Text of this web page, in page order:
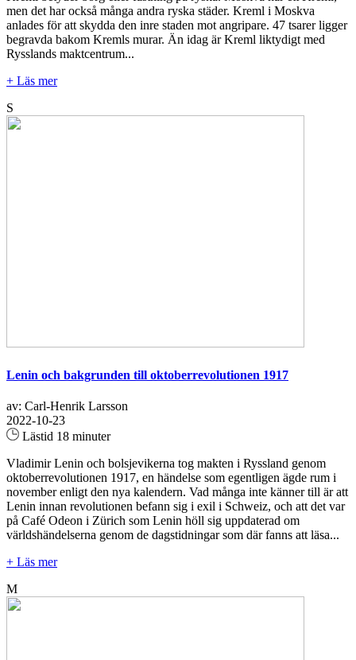
men det har också många andra ryska städer. Kreml i Moskva
anlades för att skydda den inre staden mot angripare. 47 tsarer ligger
begravda bakom Kremls murar. Än idag är Kreml liktydigt med
Rysslands maktcentrum...
+ Läs mer
S
Lenin och bakgrunden till oktoberrevolutionen 1917
av: Carl-Henrik Larsson
2022-10-23
Lästid 18 minuter
Vladimir Lenin och bolsjevikerna tog makten i Ryssland genom
oktoberrevolutionen 1917, en händelse som egentligen ägde rum i
november enligt den nya kalendern. Vad många inte känner till är att
Lenin innan revolutionen befann sig i exil i Schweiz, och att det var
på Café Odeon i Zürich som Lenin höll sig uppdaterad om
världshändelserna genom de dagstidningar som där fanns att läsa...
+ Läs mer
M